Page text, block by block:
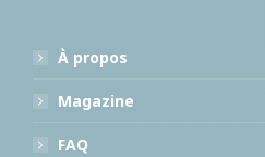
À propos
Magazine
FAQ